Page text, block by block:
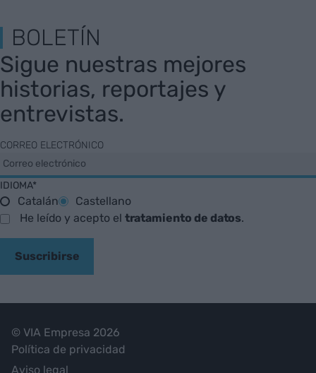
BOLETÍN
Sigue nuestras mejores
historias, reportajes y
entrevistas.
CORREO ELECTRÓNICO
IDIOMA*
Catalán
Castellano
He leído y acepto el tratamiento de datos.
Suscribirse
© VIA Empresa 2026
Política de privacidad
Aviso legal